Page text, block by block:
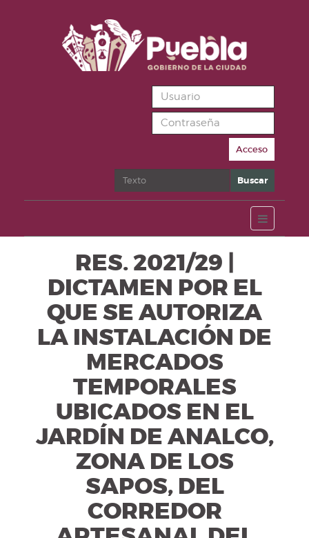
Acceso
Buscar Buscar
RES. 2021/29 |
DICTAMEN POR EL
QUE SE AUTORIZA
LA INSTALACIÓN DE
MERCADOS
TEMPORALES
UBICADOS EN EL
JARDÍN DE ANALCO,
ZONA DE LOS
SAPOS, DEL
CORREDOR